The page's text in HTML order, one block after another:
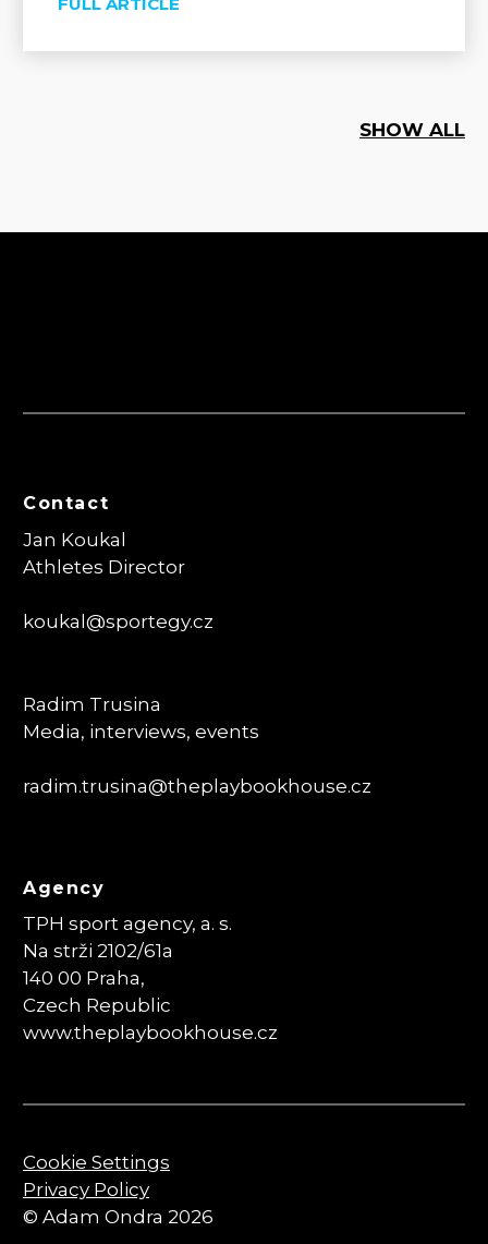
SHOW ALL
Contact
Jan Koukal
Athletes Director
koukal@sportegy.cz
Radim Trusina
Media, interviews, events
radim.trusina@theplaybookhouse.cz
Agency
TPH sport agency, a. s.
Na strži 2102/61a
140 00 Praha,
Czech Republic
www.theplaybookhouse.cz
Cookie Settings
Privacy Policy
© Adam Ondra 2026